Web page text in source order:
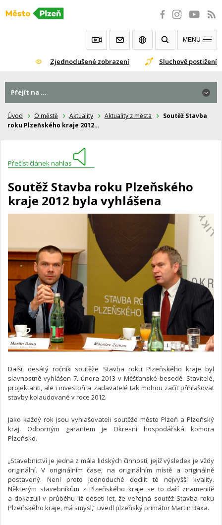
Přeskočit
Zjednodušené zobrazení Sluchově postižení
MENU
Úvod O městě Aktuality Aktuality z města
Soutěž Stavba
roku Plzeňského kraje 2012…
Přečíst článek nahlas
Soutěž Stavba roku Plzeňského
kraje 2012 byla vyhlášena
Další, desátý ročník soutěže Stavba roku Plzeňského kraje byl
slavnostně vyhlášen 7. února 2013 v Měšťanské besedě. Stavitelé,
projektanti, ale i investoři a zadavatelé tak mohou začít přihlašovat
stavby kolaudované v roce 2012.
Jako každý rok jsou vyhlašovateli soutěže město Plzeň a Plzeňský
kraj. Odborným garantem je Okresní hospodářská komora
Plzeňsko.
„Stavebnictví je jedna z mála lidských činností, jejíž výsledek je vždy
originální. V originálním čase, na originálním místě a originálně
postavený. Není proto jednoduché docílit té nejvyšší kvality.
Některým stavebníkům z Plzeňského kraje se to daří znamenitě
a dokazují v průběhu již deseti let, že veřejná soutěž Stavba roku
Plzeňského kraje, má smysl,“ uvedl plzeňský primátor Martin Baxa.
Přejít na ...